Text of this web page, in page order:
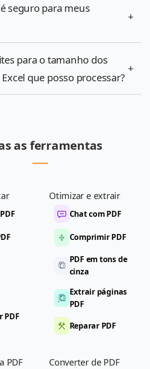
seguro para meus
+
para o tamanho dos
que posso processar?
+
as ferramentas
PDF
Otimizar e extrair
Chat com PDF
Comprimir PDF
PDF em tons de
cinza
Extrair páginas
PDF
Reparar PDF
PDF Converter de PDF